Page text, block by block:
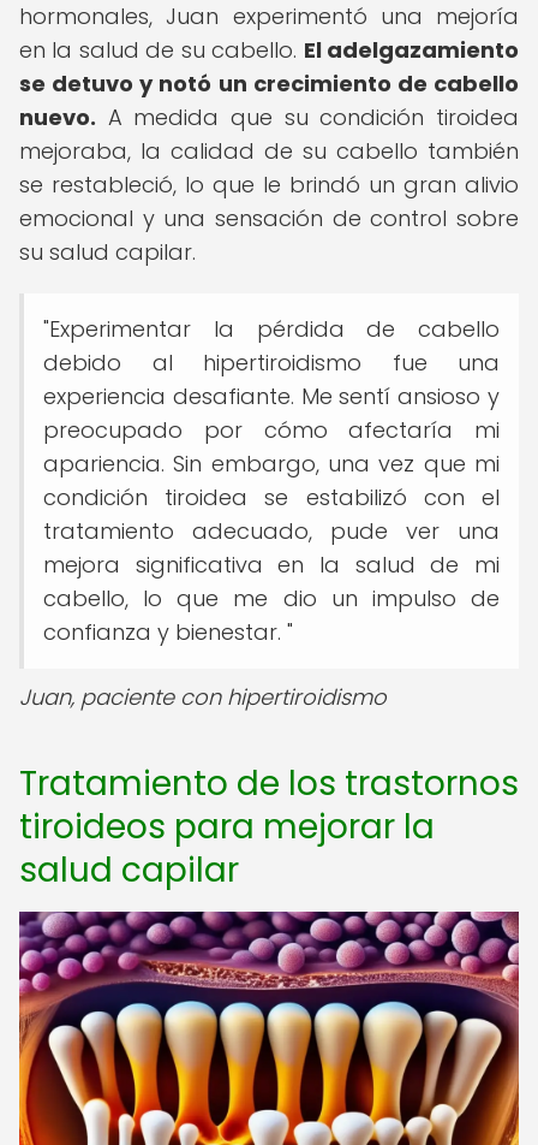
hormonales, Juan experimentó una mejoría
en la salud de su cabello. El adelgazamiento
se detuvo y notó un crecimiento de cabello
nuevo. A medida que su condición tiroidea
mejoraba, la calidad de su cabello también
se restableció, lo que le brindó un gran alivio
emocional y una sensación de control sobre
su salud capilar.
"Experimentar la pérdida de cabello
debido al hipertiroidismo fue una
experiencia desafiante. Me sentí ansioso y
preocupado por cómo afectaría mi
apariencia. Sin embargo, una vez que mi
condición tiroidea se estabilizó con el
tratamiento adecuado, pude ver una
mejora significativa en la salud de mi
cabello, lo que me dio un impulso de
confianza y bienestar. "
Juan, paciente con hipertiroidismo
Tratamiento de los trastornos
tiroideos para mejorar la
salud capilar